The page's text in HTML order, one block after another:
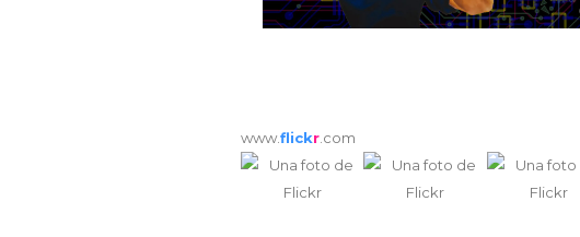
www.flickr .com